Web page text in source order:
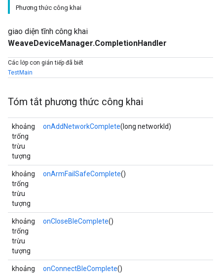
Phương thức công khai
giao diện tĩnh công khai
WeaveDeviceManager.CompletionHandler
Các lớp con gián tiếp đã biết
TestMain
Tóm tắt phương thức công khai
khoảng
trống
trừu
tượng
onAddNetworkComplete(long networkId)
khoảng
trống
trừu
tượng
onArmFailSafeComplete()
khoảng
trống
trừu
tượng
onCloseBleComplete()
khoảng
onConnectBleComplete()